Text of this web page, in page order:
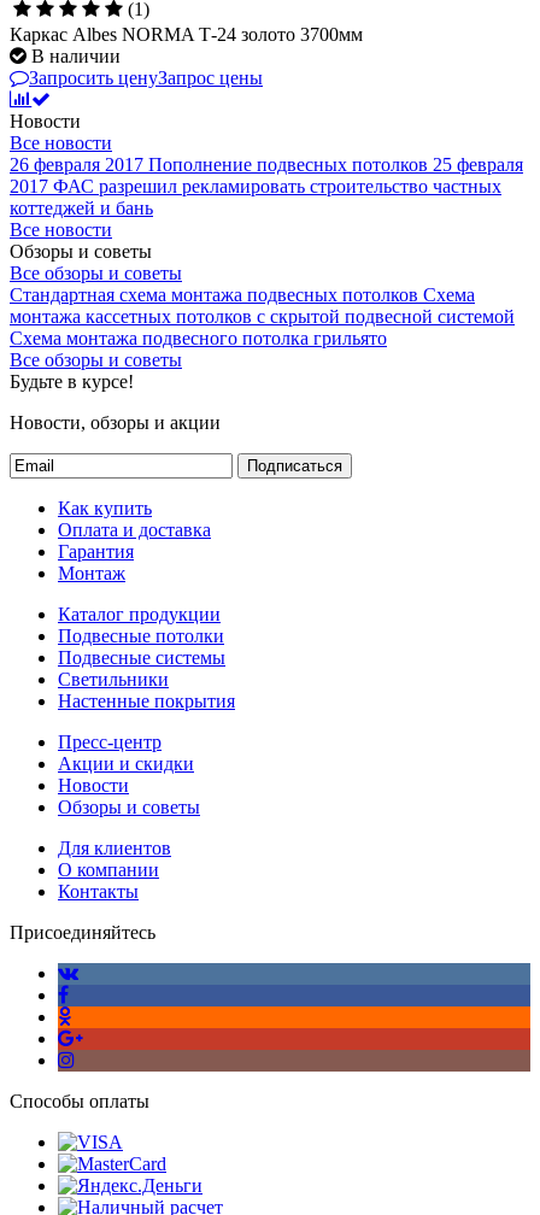
(1)
Каркас Albes NORMA Т-24 золото 3700мм
В наличии
Запросить ценуЗапрос цены
Новости
Все новости
26 февраля 2017 Пополнение подвесных потолков 25 февраля
2017 ФАС разрешил рекламировать строительство частных
коттеджей и бань
Все новости
Обзоры и советы
Все обзоры и советы
Стандартная схема монтажа подвесных потолков Схема
монтажа кассетных потолков с скрытой подвесной системой
Схема монтажа подвесного потолка грильято
Все обзоры и советы
Будьте в курсе!
Новости, обзоры и акции
Подписаться
Как купить
Оплата и доставка
Гарантия
Монтаж
Каталог продукции
Подвесные потолки
Подвесные системы
Светильники
Настенные покрытия
Пресс-центр
Акции и скидки
Новости
Обзоры и советы
Для клиентов
О компании
Контакты
Присоединяйтесь
Способы оплаты